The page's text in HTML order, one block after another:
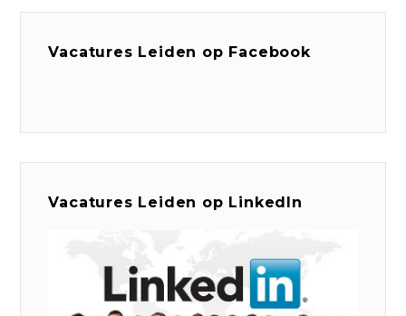
Vacatures Leiden op Facebook
Vacatures Leiden op LinkedIn